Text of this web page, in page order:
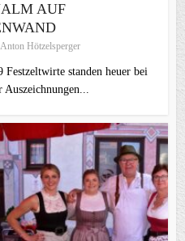
AUF
Anton Hötzelsperger
Festzeltwirte standen heuer bei
Auszeichnungen...